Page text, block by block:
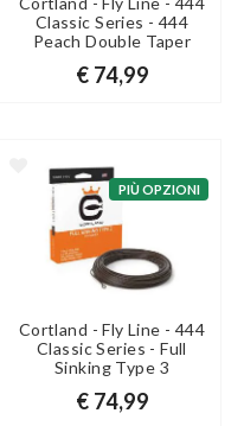
Classic Series - 444
Peach Double Taper
€ 74,99
PIÙ OPZIONI
Cortland - Fly Line - 444
Classic Series - Full
Sinking Type 3
€ 74,99